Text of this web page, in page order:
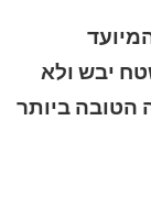
יבש ולא
הטובה ביותר